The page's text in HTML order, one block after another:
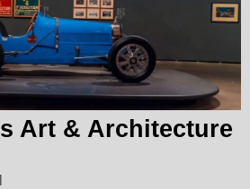
Art & Architecture